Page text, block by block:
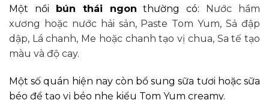
Một nồi bún thái ngon thường có:
Nước hầm
xương hoặc nước hải sản, Paste Tom Yum,Sả đập
dập, Lá chanh, Me hoặc chanh tạo vị chua, Sa tế tạo
màu và độ cay.
Một số quán hiện nay còn bổ sung sữa tươi hoặc sữa
béo để tạo vị béo nhẹ kiểu Tom Yum creamy.